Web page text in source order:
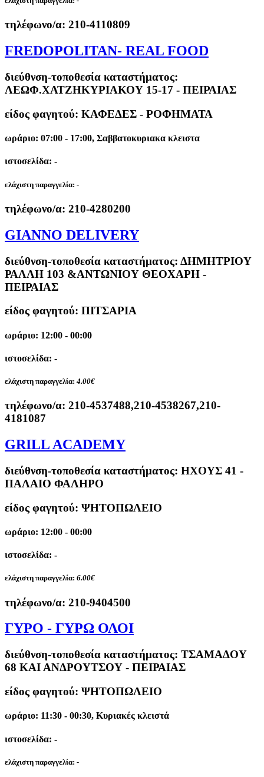
τηλέφωνο/α: 210-4110809
FREDOPOLITAN- REAL FOOD
διεύθνση-τοποθεσία καταστήματος:
ΛΕΩΦ.ΧΑΤΖΗΚΥΡΙΑΚΟΥ 15-17 - ΠΕΙΡΑΙΑΣ
είδος φαγητού: ΚΑΦΕΔΕΣ - ΡΟΦΗΜΑΤΑ
ωράριο: 07:00 - 17:00, Σαββατοκυριακα κλειστα
ιστοσελίδα: -
ελάχιστη παραγγελία: -
τηλέφωνο/α: 210-4280200
GIANNO DELIVERY
διεύθνση-τοποθεσία καταστήματος: ΔΗΜΗΤΡΙΟΥ
ΡΑΛΛΗ 103 &ΑΝΤΩΝΙΟΥ ΘΕΟΧΑΡΗ -
ΠΕΙΡΑΙΑΣ
είδος φαγητού: ΠΙΤΣΑΡΙΑ
ωράριο: 12:00 - 00:00
ιστοσελίδα: -
ελάχιστη παραγγελία: 4.00€
τηλέφωνο/α: 210-4537488,210-4538267,210-
4181087
GRILL ACADEMY
διεύθνση-τοποθεσία καταστήματος: ΗΧΟΥΣ 41 -
ΠΑΛΑΙΟ ΦΑΛΗΡΟ
είδος φαγητού: ΨΗΤΟΠΩΛΕΙΟ
ωράριο: 12:00 - 00:00
ιστοσελίδα: -
ελάχιστη παραγγελία: 6.00€
τηλέφωνο/α: 210-9404500
ΓΥΡΟ - ΓΥΡΩ ΟΛΟΙ
διεύθνση-τοποθεσία καταστήματος: ΤΣΑΜΑΔΟΥ
68 ΚΑΙ ΑΝΔΡΟΥΤΣΟΥ - ΠΕΙΡΑΙΑΣ
είδος φαγητού: ΨΗΤΟΠΩΛΕΙΟ
ωράριο: 11:30 - 00:30, Κυριακές κλειστά
ιστοσελίδα: -
ελάχιστη παραγγελία: -